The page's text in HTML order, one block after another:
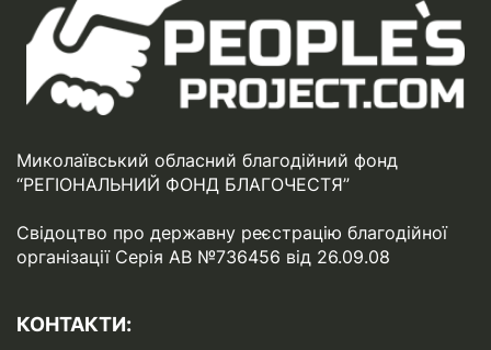
Миколаївський обласний благодійний фонд
“РЕГІОНАЛЬНИЙ ФОНД БЛАГОЧЕСТЯ”
Свідоцтво про державну реєстрацію благодійної
організації Серія АВ №736456 від 26.09.08
КОНТАКТИ: